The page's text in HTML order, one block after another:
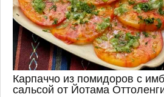
Карпаччо из помидоров с
сальсой от Йотама